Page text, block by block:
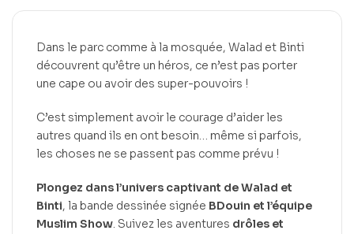
Dans le parc comme à la mosquée, Walad et Binti
découvrent qu’être un héros, ce n’est pas porter
une cape ou avoir des super-pouvoirs !
C’est simplement avoir le courage d’aider les
autres quand ils en ont besoin… même si parfois,
les choses ne se passent pas comme prévu !
Plongez dans l’univers captivant de Walad et
Binti, la bande dessinée signée BDouin et l’équipe
Muslim Show. Suivez les aventures drôles et